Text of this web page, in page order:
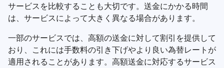
サービスを比較することも大切です。送金にかかる時間
は、サービスによって大きく異なる場合があります。
一部のサービスでは、高額の送金に対して割引を提供して
おり、これには手数料の引き下げやより良い為替レートが
適用されることがあります。高額送金に対応するサービス